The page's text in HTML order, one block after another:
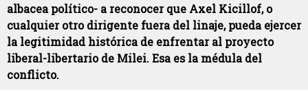
albacea político- a reconocer que Axel Kicillof, o
cualquier otro dirigente fuera del linaje, pueda ejercer
la legitimidad histórica de enfrentar al proyecto
liberal-libertario de Milei. Esa es la médula del
conflicto.